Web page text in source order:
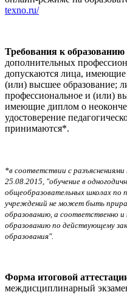
texno.ru/
Требования к
дополнительных
допускаются лица, имеющие
(или) высшее образование;
профессиональное и (или)
имеющие диплом о
удостоверение
принимаются*.
*в соответствии с
25.08.2015, "обучение в
общеобразовательных школах по
учреждений не может быть
образованию, а соответственно и
образованию по действующему
образования".
Форма итоговой
междисциплинарный